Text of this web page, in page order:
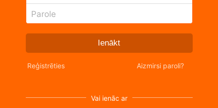
Parole
Ienākt
Reģistrēties Aizmirsi paroli?
Vai ienāc ar